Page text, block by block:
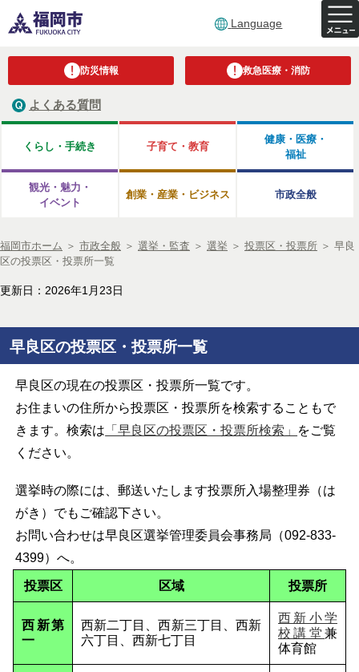
Language
防災情報 救急医療・消防
よくある質問
くらし・手続き 子育て・教育
健康・医療・
福祉
観光・魅力・
イベント
創業・産業・ビジネス 市政全般
福岡市ホーム ＞ 市政全般 ＞ 選挙・監査 ＞ 選挙 ＞ 投票区・投票所 ＞ 早良
区の投票区・投票所一覧
更新日：2026年1月23日
早良区の投票区・投票所一覧
早良区の現在の投票区・投票所一覧です。
お住まいの住所から投票区・投票所を検索することもで
きます。検索は 「早良区の投票区・投票所検索」
をご覧
ください。
選挙時の際には、郵送いたします投票所入場整理券（は
がき）でもご確認下さい。
お問い合わせは早良区選挙管理委員会事務局（092-833-
4399）へ。
投票区 区域 投票所
西新第
一
西新二丁目、西新三丁目、西新
六丁目、西新七丁目
西新小学
校講堂 兼
体育館